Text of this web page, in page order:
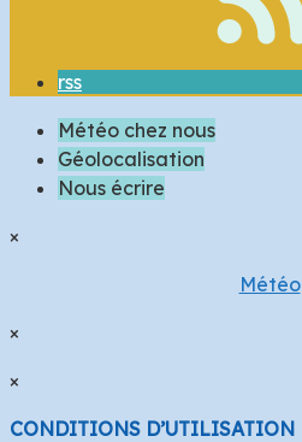
rss
Météo chez nous
Géolocalisation
Nous écrire
×
Météo
×
×
CONDITIONS D’UTILISATION